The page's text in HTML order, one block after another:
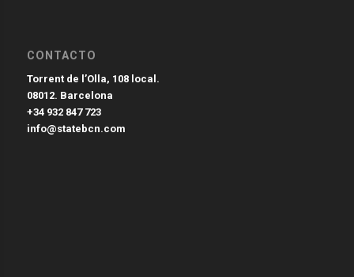
CONTACTO
Torrent de l’Olla, 108 local.
08012. Barcelona
+34 932 847 723
info@statebcn.com